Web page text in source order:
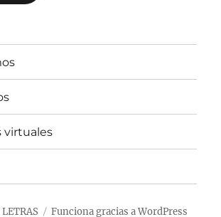
virtuales
LETRAS Funciona gracias a WordPress